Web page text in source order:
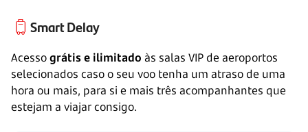
Smart Delay
Acessográtis e ilimitado às salas VIP de aeroportos
selecionados caso o seu voo tenha um atraso de uma
hora ou mais, para si e mais três acompanhantes que
estejam a viajar consigo.